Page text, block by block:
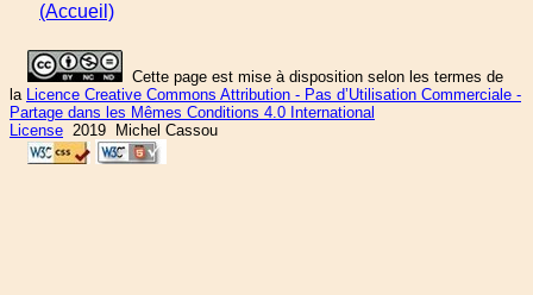
(Accueil)
Cette page est mise à disposition selon les termes de
la Licence Creative Commons Attribution - Pas d’Utilisation Commerciale -
Partage dans les Mêmes Conditions 4.0 International
License 2019 Michel Cassou